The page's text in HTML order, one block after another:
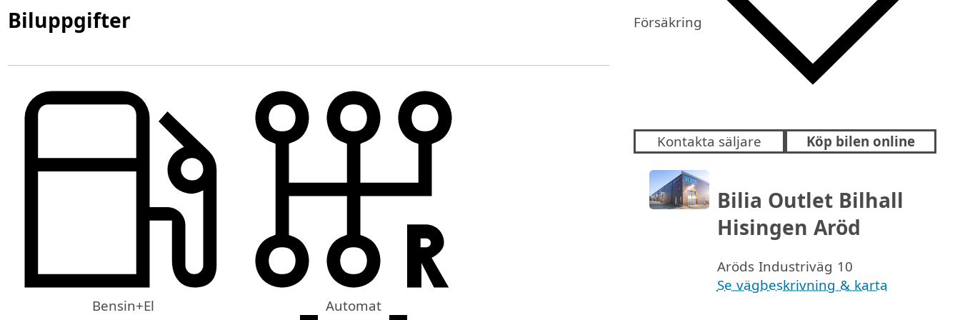
Försäkring
Kontakta säljare Köp bilen online
Bilia Outlet Bilhall
Hisingen Aröd
Aröds Industriväg 10
Se vägbeskrivning & karta
Biluppgifter
Bensin+El Automat